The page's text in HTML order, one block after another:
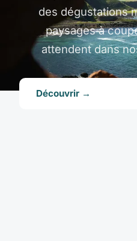
des dégustations
paysages à
attendent dans
Découvrir →